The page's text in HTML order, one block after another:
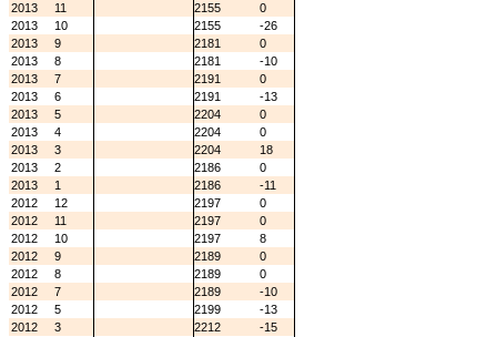
2013
11 2155
0
2013
10 2155
-26
2013
9 2181
0
2013
8 2181
-10
2013
7 2191
0
2013
6 2191
-13
2013
5 2204
0
2013
4 2204
0
2013
3 2204
18
2013
2 2186
0
2013
1 2186
-11
2012
12 2197
0
2012
11 2197
0
2012
10 2197
8
2012
9 2189
0
2012
8 2189
0
2012
7 2189
-10
2012
5 2199
-13
2012
3 2212
-15